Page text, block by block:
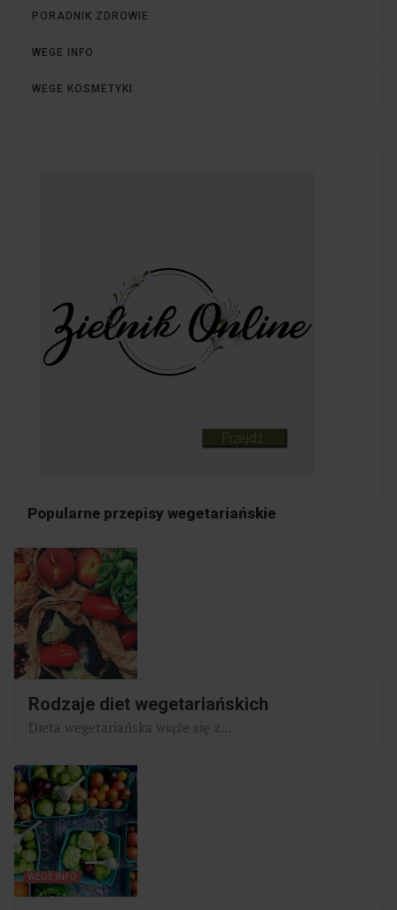
PORADNIK ZDROWIE
WEGE INFO
WEGE KOSMETYKI
Popularne przepisy wegetariańskie
Rodzaje diet wegetariańskich
Dieta wegetariańska wiąże się z...
WEGE INFO